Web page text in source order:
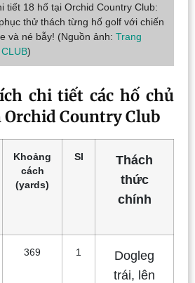
tiết 18 hố tại Orchid Country Club:
thử thách từng hố golf với chiến
và né bẫy! (Nguồn ảnh: Trang
)
chi tiết các hố chủ
Country Club
Khoảng
cách
(yards)
SI
Thách
thức
chính
369 1
Dogleg
trái, lên